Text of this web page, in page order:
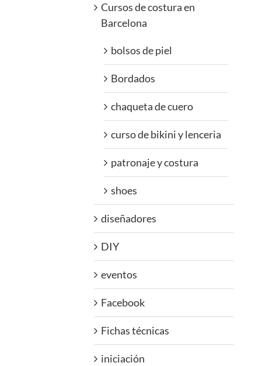
Cursos de costura en
Barcelona
bolsos de piel
Bordados
chaqueta de cuero
curso de bikini y lenceria
patronaje y costura
shoes
diseñadores
DIY
eventos
Facebook
Fichas técnicas
iniciación